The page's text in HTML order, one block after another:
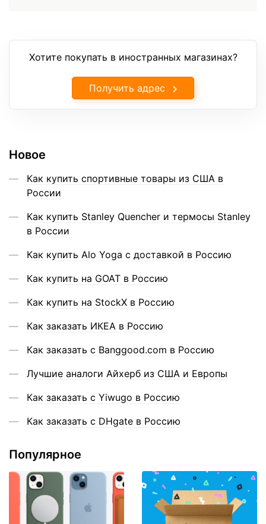
Хотите покупать в иностранных магазинах?
Получить адрес
Новое
Как купить спортивные товары из США в
России
Как купить Stanley Quencher и термосы Stanley
в России
Как купить Alo Yoga с доставкой в Россию
Как купить на GOAT в Россию
Как купить на StockX в Россию
Как заказать ИКЕА в Россию
Как заказать с Banggood.com в Россию
Лучшие аналоги Айхерб из США и Европы
Как заказать с Yiwugo в Россию
Как заказать с DHgate в Россию
Популярное